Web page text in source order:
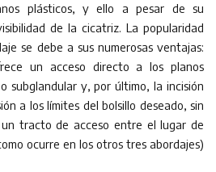
plásticos, y ello a pesar de su
de la cicatriz. La popularidad
se debe a sus numerosas ventajas:
un acceso directo a los planos
subglandular y, por último, la incisión
a los límites del bolsillo deseado, sin
un tracto de acceso entre el lugar de
ocurre en los otros tres abordajes)